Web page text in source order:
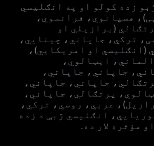
زده کولو او په انګلیسي
هسپانوي، فرانسوي،
(برازیلي او
ترکي، جاپاني، چینایي،
(انګلیسي او امریکایي)،
ایټالوي،
جاپاني، جاپاني،
جاپاني، جاپاني،
پرتګالي، جاپاني،
عربي، روسي، ترکي،
انګلیسي ژبې د زده
مؤثره لار ده.